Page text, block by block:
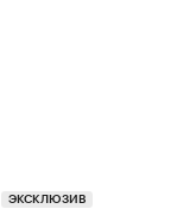
ЭКСКЛЮЗИВ